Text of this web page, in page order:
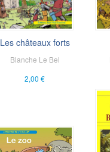
Les châteaux forts
Blanche Le Bel
2,00 €